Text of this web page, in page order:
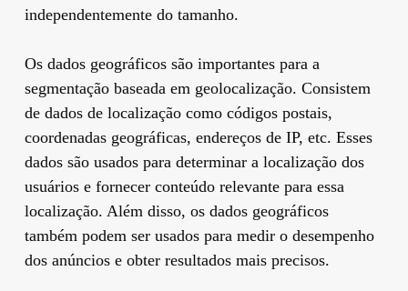
independentemente do tamanho.
Os dados geográficos são importantes para a
segmentação baseada em geolocalização. Consistem
de dados de localização como códigos postais,
coordenadas geográficas, endereços de IP, etc. Esses
dados são usados ​​para determinar a localização dos
usuários e fornecer conteúdo relevante para essa
localização. Além disso, os dados geográficos
também podem ser usados ​​para medir o desempenho
dos anúncios e obter resultados mais precisos.